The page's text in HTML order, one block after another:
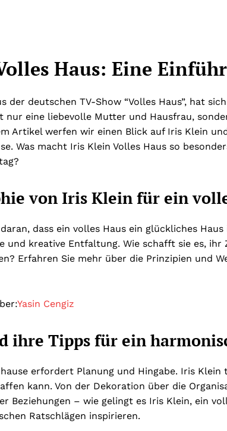
Haus: Eine
der deutschen TV-Show “Volles Haus”, hat
nur eine liebevolle Mutter und Hausfrau,
Artikel werfen wir einen Blick auf Iris Klein
Was macht Iris Klein Volles Haus so
von Iris Klein für ein
dass ein volles Haus ein glückliches
und kreative Entfaltung. Wie schafft sie es, ihr
Erfahren Sie mehr über die Prinzipien und
Yasin Cengiz
ihre Tipps für ein
erfordert Planung und Hingabe. Iris
kann. Von der Dekoration über die
Beziehungen – wie gelingt es Iris Klein, ein
Ratschlägen inspirieren.